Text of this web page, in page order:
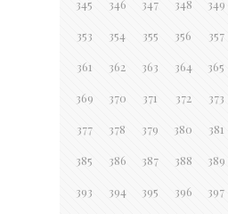
345 346 347 348 349
353 354 355 356 357
361 362 363 364 365
369 370 371 372 373
377 378 379 380 381
385 386 387 388 389
393 394 395 396 397